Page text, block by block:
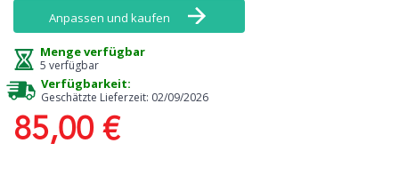
sind. Kombiniere Rand und Oberfläche nach deinem Stil.
oder mit Wasser abspülen genügt. Sie nehmen keine Gerüche
auf, trocknen schnell und behalten langfristig ihr ursprüngliches
Aussehen.
Sicherheit und Nachhaltigkeit >
Gerüchen, giftfreien Inhaltsstoffen und vollständig recycelbar –
Anpassen und kaufen
Menge verfügbar
5 verfügbar
Verfügbarkeit:
Geschätzte Lieferzeit: 02/09/2026
85,00 €